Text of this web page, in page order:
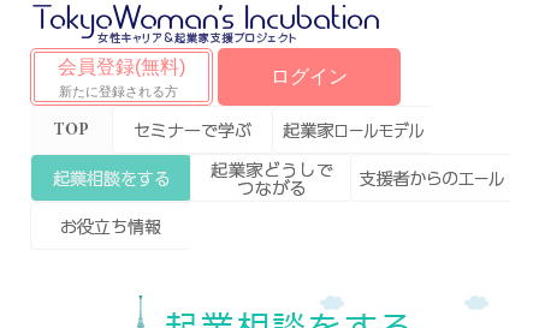
会員登録(無料)
新たに登録される方
ログイン
Top セミナーで学ぶ
起業家ロールモデ
ル
起業相談をする